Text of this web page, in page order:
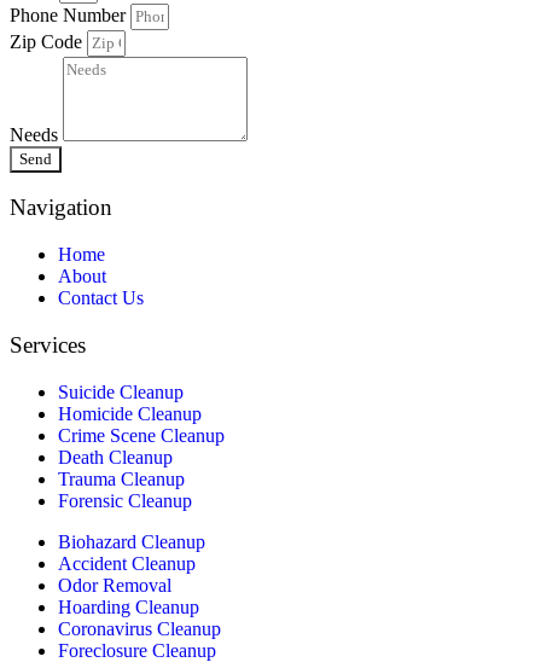
Phone Number
Zip Code
Needs
Send
Navigation
Home
About
Contact Us
Services
Suicide Cleanup
Homicide Cleanup
Crime Scene Cleanup
Death Cleanup
Trauma Cleanup
Forensic Cleanup
Biohazard Cleanup
Accident Cleanup
Odor Removal
Hoarding Cleanup
Coronavirus Cleanup
Foreclosure Cleanup